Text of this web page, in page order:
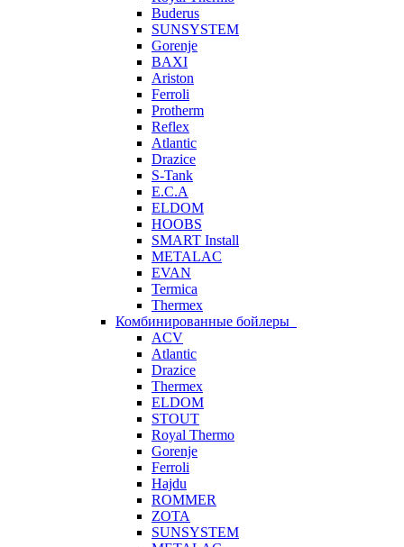
Buderus
SUNSYSTEM
Gorenje
BAXI
Ariston
Ferroli
Protherm
Reflex
Atlantic
Drazice
S-Tank
E.C.A
ELDOM
HOOBS
SMART Install
METALAC
EVAN
Termica
Thermex
Комбинированные бойлеры
ACV
Atlantic
Drazice
Thermex
ELDOM
STOUT
Royal Thermo
Gorenje
Ferroli
Hajdu
ROMMER
ZOTA
SUNSYSTEM